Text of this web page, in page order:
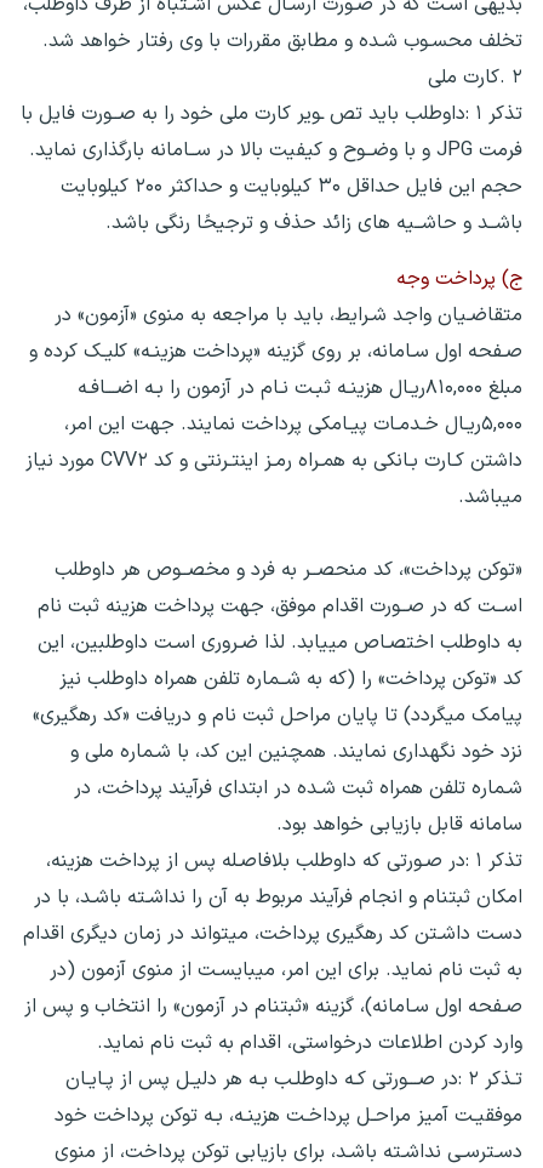
تخلف محسـوب شـده و مطابق مقررات با وی رفتار خواهد شد.
۲ .کارت ملی
تذکر ۱ :داوطلب باید تص ـویر کارت ملی خود را به صــورت فایل با
فرمت JPG و با وضــوح و کیفیت بالا در ســامانه بارگذاری نماید.
حجم این فایل حداقل ۳۰ کیلوبایت و حداکثر ۲۰۰ کیلوبایت
باشــد و حاشــیه های زائد حذف و ترجیحًا رنگی باشد.
ج) پرداخت وجه
متقاضـیان واجد شـرایط، باید با مراجعه به منوی «آزمون» در
صـفحه اول سـامانه، بر روی گزینه «پرداخت هزینـه» کلیـک کرده و
مبلغ ۸۱۰,۰۰۰ریـال هزینـه ثبـت نـام در آزمون را بـه اضـــافـه
۵,۰۰۰ریـال خـدمـات پیـامکی پرداخت نمایند. جهت این امر،
داشتن کـارت بـانکی به همـراه رمـز اینتـرنتی و کد CVV۲ مورد نیاز
میباشد.
«توکن پرداخت»، کد منحصــر به فرد و مخصــوص هر داوطلب
اســت که در صــورت اقدام موفق، جهت پرداخت هزینه ثبت نام
به داوطلب اختصـاص مییابد. لذا ضـروری اسـت داوطلبین، این
کد «توکن پرداخت» را (که به شــماره تلفن همراه داوطلب نیز
پیامک میگردد) تا پایان مراحل ثبت نام و دریافت «کد رهگیری»
نزد خود نگهداری نمایند. همچنین این کد، با شـماره ملی و
شـماره تلفن همراه ثبت شـده در ابتدای فرآیند پرداخت، در
سامانه قابل بازیابی خواهد بود.
تذکر ۱ :در صـورتی که داوطلب بلافاصـله پس از پرداخت هزینه،
امکان ثبتنام و انجام فرآیند مربوط به آن را نداشـته باشـد، با در
دسـت داشـتن کد رهگیری پرداخت، میتواند در زمان دیگری اقدام
به ثبت نام نماید. برای این امر، میبایسـت از منوی آزمون (در
صـفحه اول سـامانه)، گزینه «ثبتنام در آزمون» را انتخاب و پس از
وارد کردن اطلاعات درخواستی، اقدام به ثبت نام نماید.
تـذکر ۲ :در صـــورتی کـه داوطلـب بـه هر دلیـل پس از پـایـان
موفقیـت آمیز مراحـل پرداخـت هزینـه، بـه توکن پرداخت خود
دسـترسـی نداشـته باشـد، برای بازیابی توکن پرداخت، از منوی